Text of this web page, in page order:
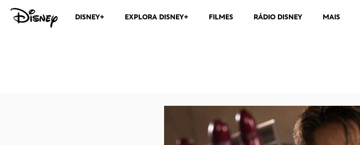
DISNEY+ EXPLORA DISNEY+ FILMES RÁDIO DISNEY MAIS